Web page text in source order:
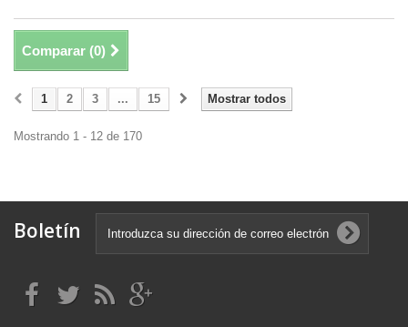
Comparar (0)
Mostrar todos
1 2 3 ... 15
Mostrando 1 - 12 de 170
Boletín